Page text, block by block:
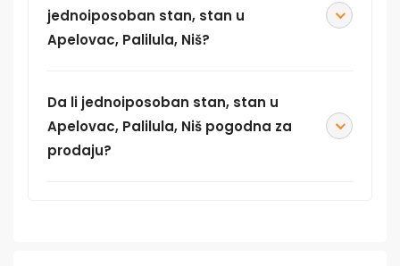
jednoiposoban stan, stan u
Apelovac, Palilula, Niš?
Da li jednoiposoban stan, stan u
Apelovac, Palilula, Niš pogodna za
prodaju?